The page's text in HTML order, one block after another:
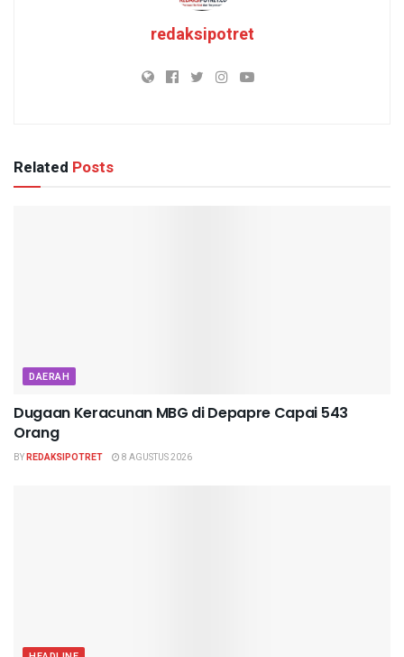
redaksipotret
Related Posts
DAERAH
Dugaan Keracunan MBG di Depapre Capai 543
Orang
BYREDAKSIPOTRET 8 AGUSTUS 2026